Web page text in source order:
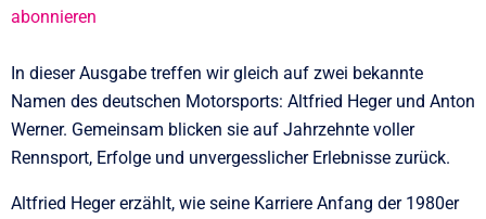
abonnieren
In dieser Ausgabe treffen wir gleich auf zwei bekannte
Namen des deutschen Motorsports: Altfried Heger und Anton
Werner. Gemeinsam blicken sie auf Jahrzehnte voller
Rennsport, Erfolge und unvergesslicher Erlebnisse zurück.
Altfried Heger erzählt, wie seine Karriere Anfang der 1980er